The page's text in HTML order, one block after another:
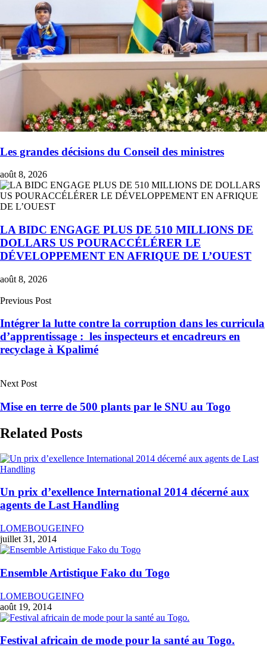
Les grandes décisions du Conseil des ministres
août 8, 2026
LA BIDC ENGAGE PLUS DE 510 MILLIONS DE
DOLLARS US POURACCÉLÉRER LE
DÉVELOPPEMENT EN AFRIQUE DE L’OUEST
août 8, 2026
Previous Post
Intégrer la lutte contre la corruption dans les curricula
d’apprentissage : les inspecteurs et encadreurs en
recyclage à Kpalimé
Next Post
Mise en terre de 500 plants par le SNU au Togo
Related Posts
Un prix d’exellence International 2014 décerné aux
agents de Last Handling
LOMEBOUGEINFO
juillet 31, 2014
Ensemble Artistique Fako du Togo
LOMEBOUGEINFO
août 19, 2014
Festival africain de mode pour la santé au Togo.